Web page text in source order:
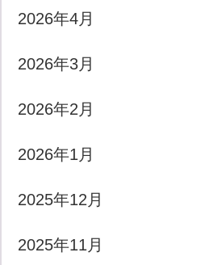
2026年4月
2026年3月
2026年2月
2026年1月
2025年12月
2025年11月